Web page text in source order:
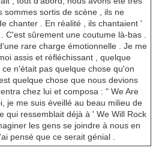
sommes sortis de scène , ils ne
chanter . En réalité , ils chantaient '
C'est sûrement une coutume là-bas .
rare charge émotionnelle . Je me
assis et réfléchissant , quelque
n'était pas quelque chose qu'on
quelque chose que nous devions
chez lui et composa : " We Are
je me suis éveillé au beau milieu de
qui ressemblait déjà à ' We Will Rock
les gens se joindre à nous en
pensé que ce serait génial .